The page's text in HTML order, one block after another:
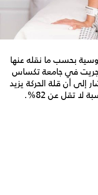
بحسب ما نقله عنها
في جامعة تكساس
إلى أن قلة الحركة يزيد
تقل عن 82%.